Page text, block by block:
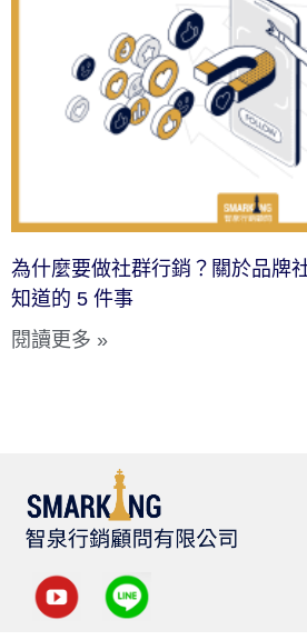
為什麼要做社群行銷？關於品牌
知道的 5 件事
閱讀更多 »